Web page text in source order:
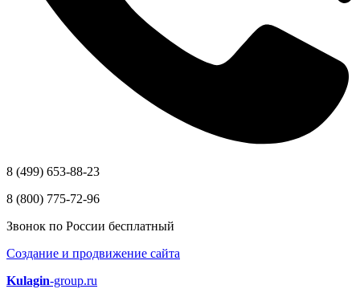
8 (499) 653-88-23
8 (800) 775-72-96
Звонок по России бесплатный
Создание и продвижение сайта
Kulagin-group.ru